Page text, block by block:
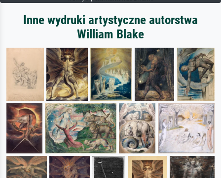
Inne wydruki artystyczne autorstwa
William Blake